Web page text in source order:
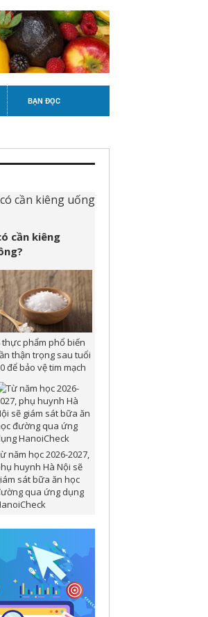
BẠN ĐỌC
cần kiêng
thực phẩm phổ biến
thận trọng sau tuổi
để bảo vệ tim mạch
năm học 2026-2027,
huynh Hà Nội sẽ
sát bữa ăn học
qua ứng dụng